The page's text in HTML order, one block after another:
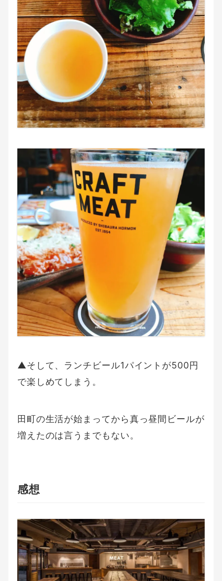
▲そして、ランチビール1パイントが500円
で楽しめてしまう。
田町の生活が始まってから真っ昼間ビールが
増えたのは言うまでもない。
感想